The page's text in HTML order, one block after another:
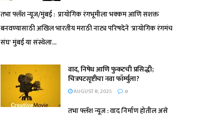
तभा फ्लॅश न्यूज/मुंबई : प्रायोगिक रंगभूमीला भक्कम आणि सशक्त
बनवण्यासाठी अखिल भारतीय मराठी नाट्य परिषदेने 'प्रायोगिक रंगमंच
संघ' मुंबई या संस्थेला...
वाद, निषेध आणि फुकटची प्रसिद्धी;
चित्रपटसृष्टीचा नवा फॉर्म्युला?
AUGUST 8, 2025 0
तभा फ्लॅश न्यूज : वाद निर्माण होतील असे